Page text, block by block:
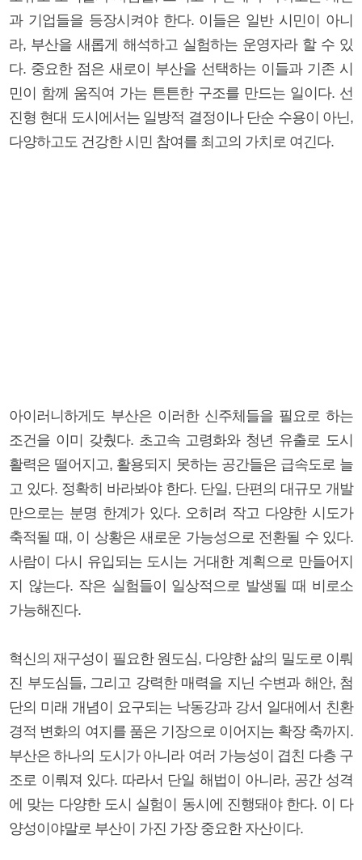
과 기업들을 등장시켜야 한다. 이들은 일반 시민이 아니
라, 부산을 새롭게 해석하고 실험하는 운영자라 할 수 있
다. 중요한 점은 새로이 부산을 선택하는 이들과 기존 시
민이 함께 움직여 가는 튼튼한 구조를 만드는 일이다. 선
진형 현대 도시에서는 일방적 결정이나 단순 수용이 아닌,
다양하고도 건강한 시민 참여를 최고의 가치로 여긴다.
아이러니하게도 부산은 이러한 신주체들을 필요로 하는
조건을 이미 갖췄다. 초고속 고령화와 청년 유출로 도시
활력은 떨어지고, 활용되지 못하는 공간들은 급속도로 늘
고 있다. 정확히 바라봐야 한다. 단일, 단편의 대규모 개발
만으로는 분명 한계가 있다. 오히려 작고 다양한 시도가
축적될 때, 이 상황은 새로운 가능성으로 전환될 수 있다.
사람이 다시 유입되는 도시는 거대한 계획으로 만들어지
지 않는다. 작은 실험들이 일상적으로 발생될 때 비로소
가능해진다.
혁신의 재구성이 필요한 원도심, 다양한 삶의 밀도로 이뤄
진 부도심들, 그리고 강력한 매력을 지닌 수변과 해안, 첨
단의 미래 개념이 요구되는 낙동강과 강서 일대에서 친환
경적 변화의 여지를 품은 기장으로 이어지는 확장 축까지.
부산은 하나의 도시가 아니라 여러 가능성이 겹친 다층 구
조로 이뤄져 있다. 따라서 단일 해법이 아니라, 공간 성격
에 맞는 다양한 도시 실험이 동시에 진행돼야 한다. 이 다
양성이야말로 부산이 가진 가장 중요한 자산이다.